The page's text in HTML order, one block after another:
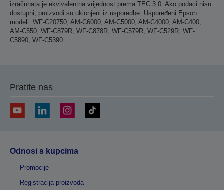
izračunata je ekvivalentna vrijednost prema TEC 3.0. Ako podaci nisu
dostupni, proizvodi su uklonjeni iz usporedbe. Uspoređeni Epson
modeli: WF-C20750, AM-C6000, AM-C5000, AM-C4000, AM-C400,
AM-C550, WF-C879R, WF-C878R, WF-C579R, WF-C529R, WF-
C5890, WF-C5390.
Pratite nas
Odnosi s kupcima
Promocije
Registracija proizvoda